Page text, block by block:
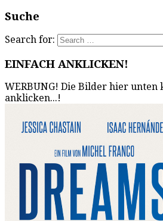
Suche
Search for:
EINFACH ANKLICKEN!
WERBUNG! Die Bilder hier unten
anklicken...!